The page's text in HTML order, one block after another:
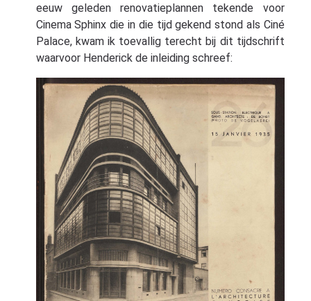
eeuw geleden renovatieplannen tekende voor
Cinema Sphinx die in die tijd gekend stond als Ciné
Palace, kwam ik toevallig terecht bij dit tijdschrift
waarvoor Henderick de inleiding schreef: